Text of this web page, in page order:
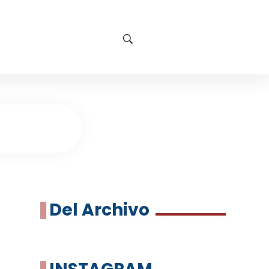
Del Archivo